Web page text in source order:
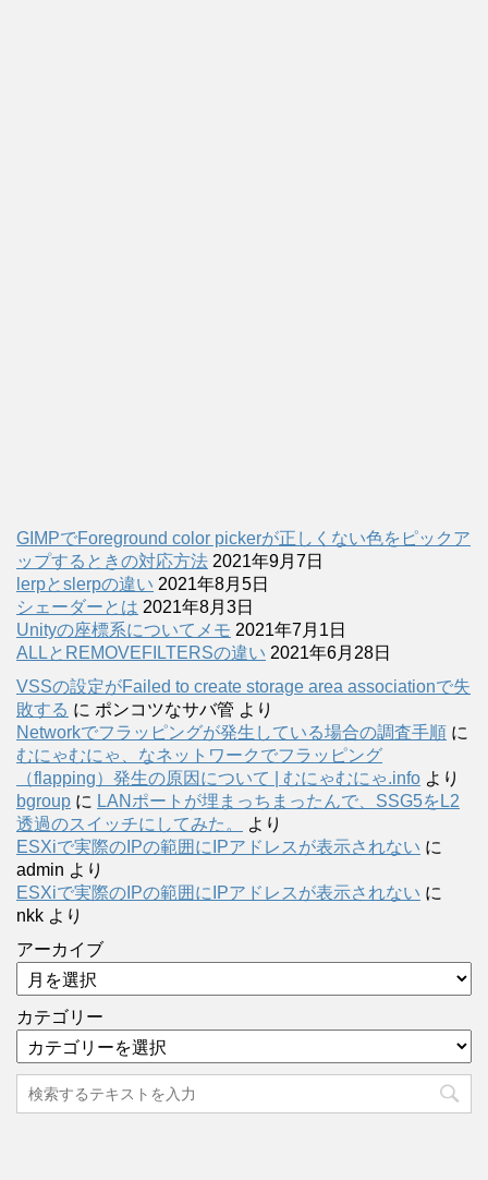
GIMPでForeground color pickerが正しくない色をピックア
ップするときの対応方法 2021年9月7日
lerpとslerpの違い 2021年8月5日
シェーダーとは 2021年8月3日
Unityの座標系についてメモ 2021年7月1日
ALLとREMOVEFILTERSの違い 2021年6月28日
VSSの設定がFailed to create storage area associationで失
敗する に ポンコツなサバ管 より
Networkでフラッピングが発生している場合の調査手順 に
むにゃむにゃ、なネットワークでフラッピング
（flapping）発生の原因について | むにゃむにゃ.info より
bgroup に LANポートが埋まっちまったんで、SSG5をL2
透過のスイッチにしてみた。
より
ESXiで実際のIPの範囲にIPアドレスが表示されない に
admin より
ESXiで実際のIPの範囲にIPアドレスが表示されない に
nkk より
アーカイブ
カテゴリー